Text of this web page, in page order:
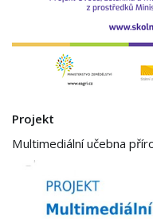
Projekt
Multimediální učebna